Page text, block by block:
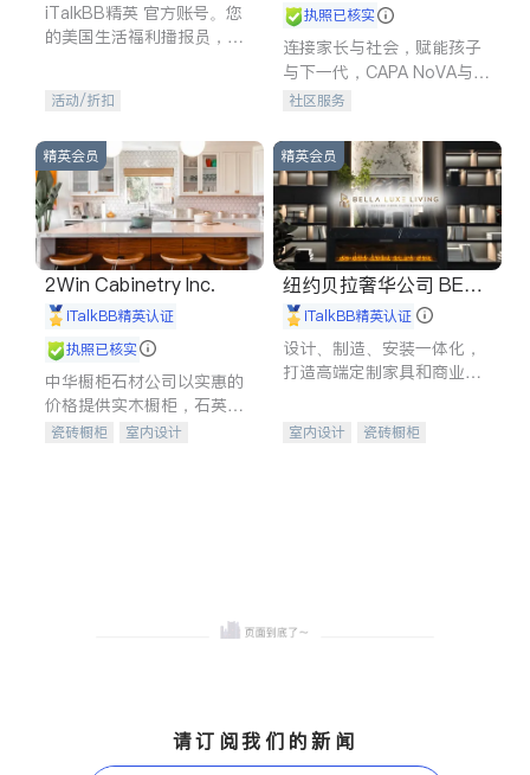
iTalkBB精英 官方账号。您
的美国生活福利播报员，精
专属福利。
活动/折扣
执照已核实
连接家长与社会，赋能孩子
与下一代，CAPA NoVA与您
携手建设包容、公平、充满
社区服务
精英会员
2Win Cabinetry Inc.
iTalkBB精英认证
执照已核实
中华橱柜石材公司以实惠的
价格提供实木橱柜，石英石
台面，多种优质不锈钢水
瓷砖橱柜
室内设计
精英会员
纽约贝拉奢华公司 BELL
A LUXE
iTalkBB精英认证
设计、制造、安装一体化，
打造高端定制家具和商业空
室内设计
瓷砖橱柜
请订阅我们的新闻